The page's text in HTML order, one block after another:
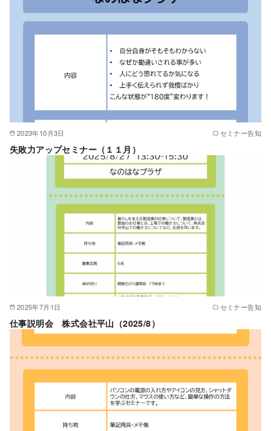
2023年10月3日 セミナー告知
失敗力アップセミナー（１１月）
2025年7月1日 セミナー告知
仕事説明会 株式会社平山（2025/8）